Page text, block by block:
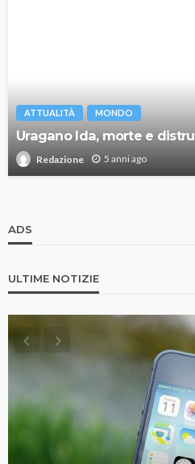
ATTUALITÀ MONDO
Uragano Ida, morte e
Redazione 5 anni ago
ADS
ULTIME NOTIZIE